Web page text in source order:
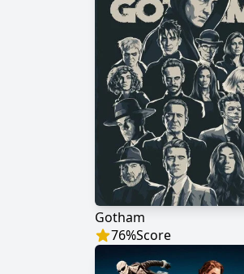
Gotham
76%Score